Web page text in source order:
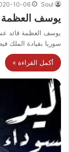
Soul
10-06
يوسف
يوسف العظمة قائد
سوريا بقيادة الملك
أكمل القراءة »